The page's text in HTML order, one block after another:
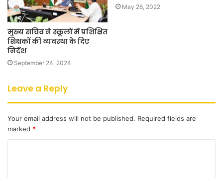
मुख्य सचिव ने स्कूलों में प्रशिक्षित
शिक्षकों की व्यवस्था के दिए
निर्देश
September 24, 2024
May 26, 2022
Leave a Reply
Your email address will not be published. Required fields are
marked *